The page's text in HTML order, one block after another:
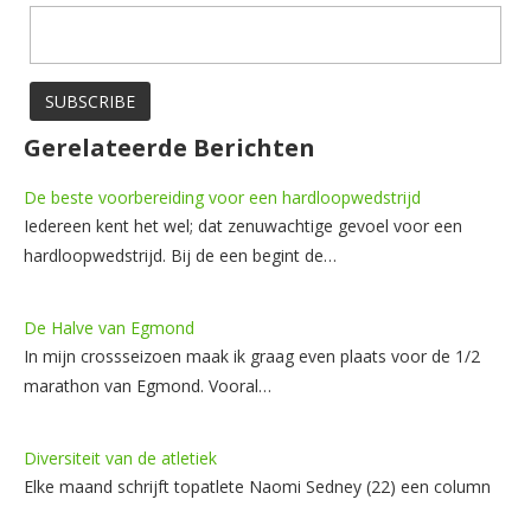
Gerelateerde Berichten
De beste voorbereiding voor een hardloopwedstrijd
Iedereen kent het wel; dat zenuwachtige gevoel voor een
hardloopwedstrijd. Bij de een begint de…
De Halve van Egmond
In mijn crossseizoen maak ik graag even plaats voor de 1/2
marathon van Egmond. Vooral…
Diversiteit van de atletiek
Elke maand schrijft topatlete Naomi Sedney (22) een column